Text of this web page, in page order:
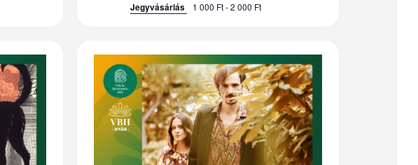
Jegyvásárlás 1 000 Ft - 2 000 Ft